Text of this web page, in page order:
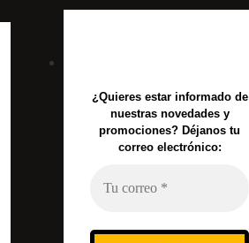
¿Quieres estar informado de
nuestras novedades y
promociones? Déjanos tu
correo electrónico: